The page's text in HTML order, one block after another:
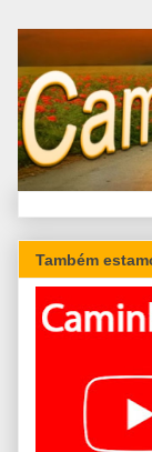
Também